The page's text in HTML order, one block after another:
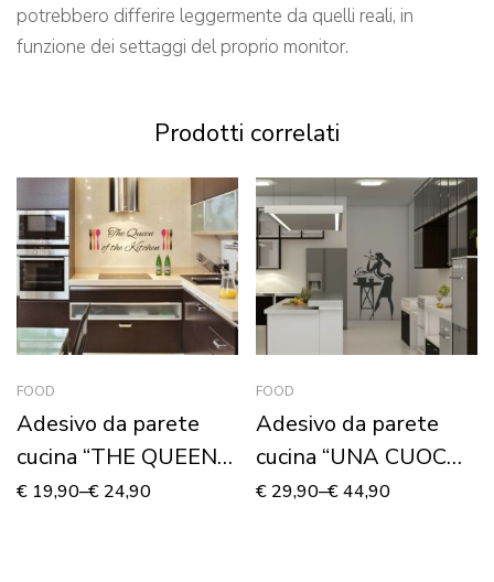
potrebbero differire leggermente da quelli reali, in
funzione dei settaggi del proprio monitor.
Prodotti correlati
FOOD
Adesivo da parete
cucina “THE QUEEN
OF THE KITCHEN”
€ 19,90–€ 24,90
FOOD
Adesivo da parete
cucina “UNA CUOCA
PERFETTA”
€ 29,90–€44,90